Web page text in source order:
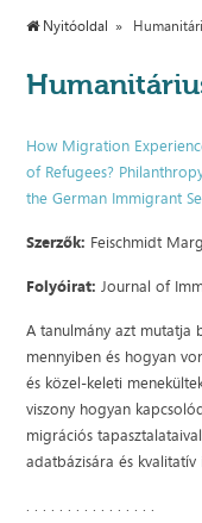
Nyitóoldal
How Migration
of Refugees?
the German Immigrant
Szerzők: Feischmidt
Folyóirat: Journal of
A tanulmány azt mutatja
mennyiben és hogyan
és közel-keleti
viszony hogyan
migrációs
adatbázisára és
. . . . . . . . . . . . . . . .